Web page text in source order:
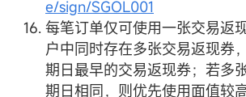
e/sign/SGOL001
每笔订单仅可使用一张交易返
户中同时存在多张交易返现券
期日最早的交易返现券；若多
期日相同，则优先使用面值较